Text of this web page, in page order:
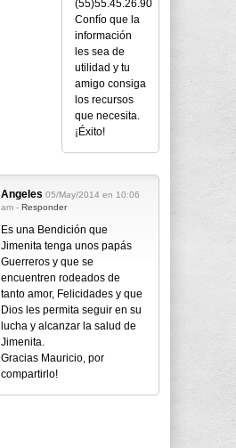
(55)55.45.26.90
Confío que la
información
les sea de
utilidad y tu
amigo consiga
los recursos
que necesita.
¡Éxito!
Angeles 05/May/2014 en 10:06
am - Responder
Es una Bendición que
Jimenita tenga unos papás
Guerreros y que se
encuentren rodeados de
tanto amor, Felicidades y que
Dios les permita seguir en su
lucha y alcanzar la salud de
Jimenita.
Gracias Mauricio, por
compartirlo!